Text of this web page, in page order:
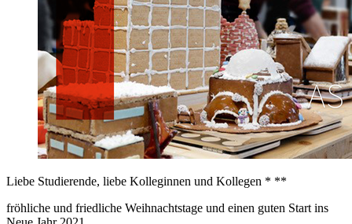
Liebe Studierende, liebe Kolleginnen und Kollegen * **
fröhliche und friedliche Weihnachtstage und einen guten Start ins